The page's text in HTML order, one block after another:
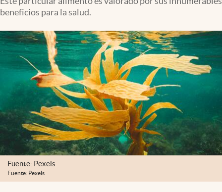
Lifestyle
USA
beneficios para la salud.
Fuente: Pexels
Fuente: Pexels